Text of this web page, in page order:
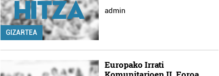
GIZARTEA
admin
Europako Irrati